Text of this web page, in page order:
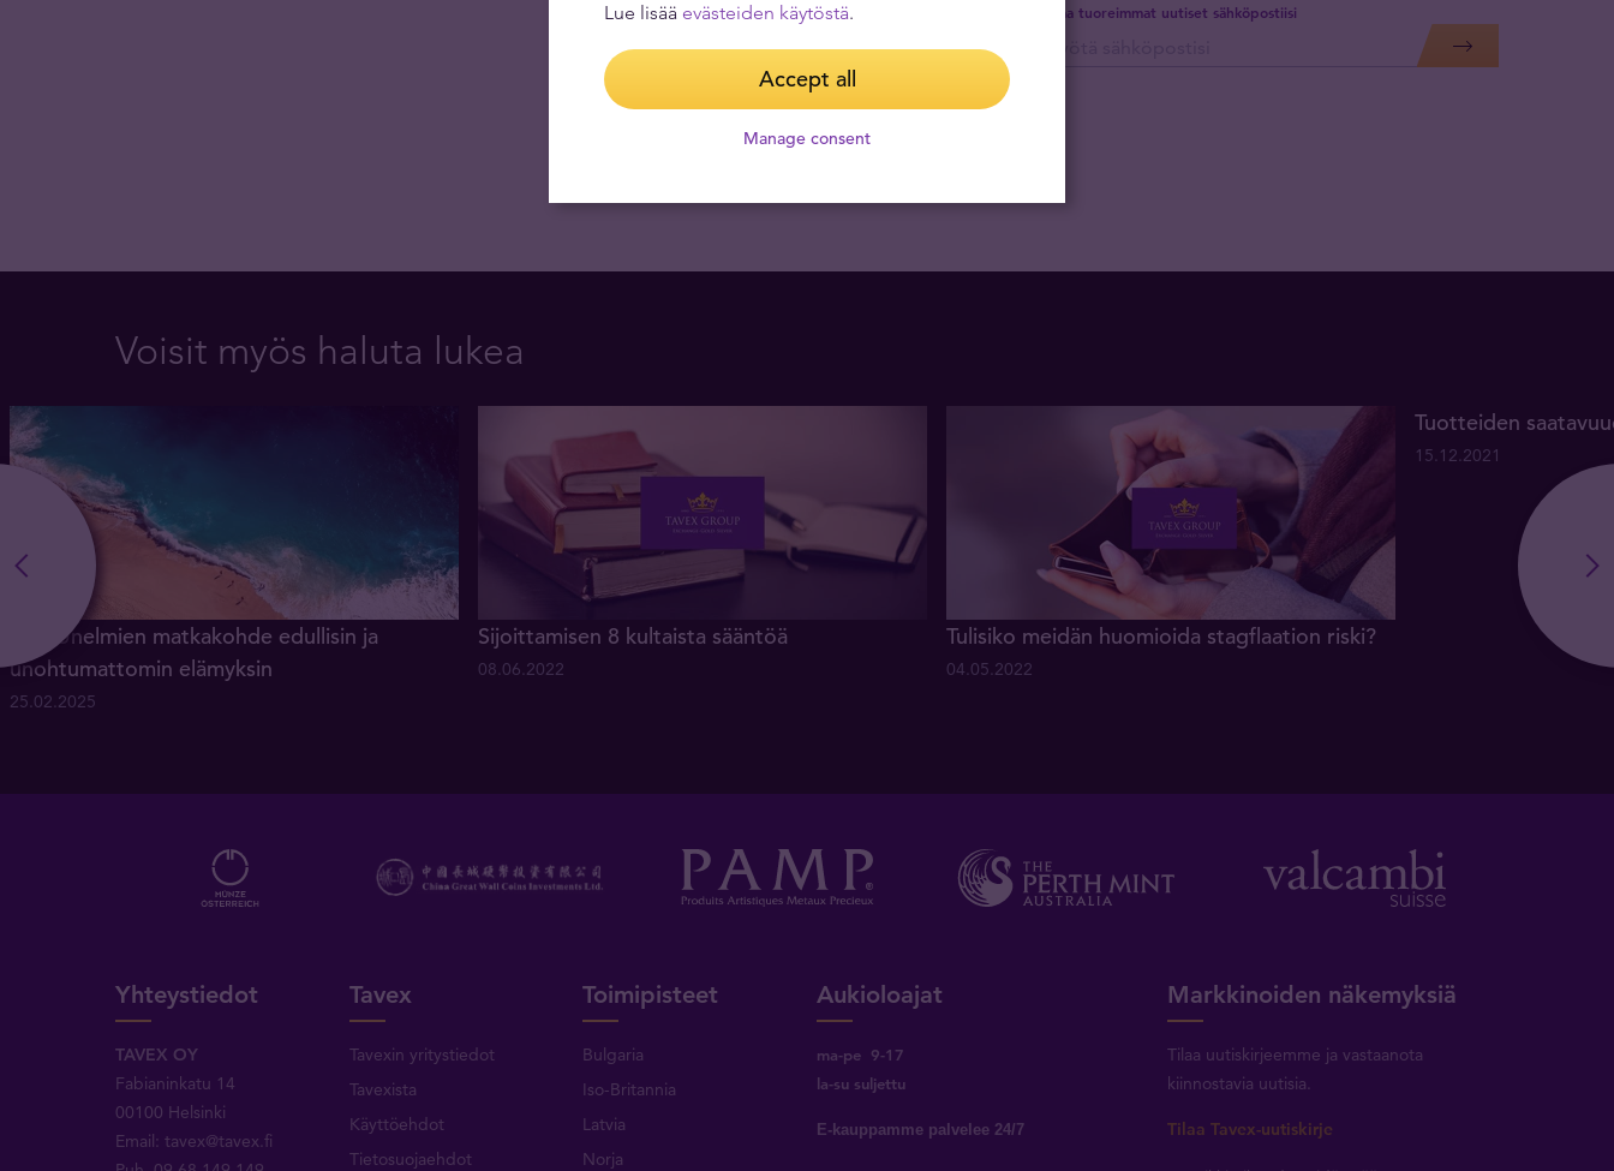
Saa tuoreimmat uutiset sähköpostiisi
Voisit myös haluta lukea
Bali: Unelmien matkakohde edullisin ja
unohtumattomin elämyksin
25.02.2025
Sijoittamisen 8 kultaista sääntöä
08.06.2022
Tulisiko meidän huomioida stagflaation riski?
04.05.2022
Tuotteiden
15.12.2021
Yhteystiedot
TAVEX OY
Fabianinkatu 14
00100 Helsinki
Email:tavex@tavex.fi
Tavex
Tavexin yritystiedot
Tavexista
Käyttöehdot
Tietosuojaehdot
Toimipisteet
Bulgaria
Iso-Britannia
Latvia
Norja
Aukioloajat
ma-pe 9-17
la-su suljettu
E-kauppamme palvelee 24/7
Markkinoiden näkemyksiä
Tilaa uutiskirjeemme ja vastaanota
kiinnostavia uutisia.
Tilaa Tavex-uutiskirje
Lue lisää evästeiden käytöstä.
Accept all
Manage consent